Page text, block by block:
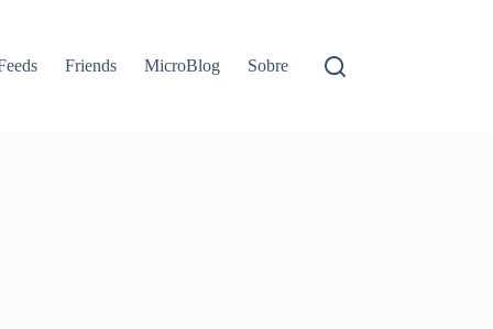
Friends MicroBlog Sobre